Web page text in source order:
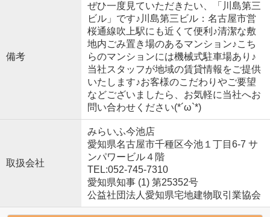
備考
ぜひ一度見ていただきたい、「川島第三
ビル」です♪川島第三ビル：名古屋市営
桜通線吹上駅にも近くて便利♪清潔な敷
地内ごみ置き場のあるマンション♪こち
らのマンションには機械式駐車場あり♪
当社スタッフが地域の賃貸情報をご提供
いたします♪お客様のこだわりやご要望
などございましたら、お気軽に当社へお
問い合わせください(*´ω`*)
取扱会社
みらいふ今池店
愛知県名古屋市千種区今池１丁目6-7 サ
ンパワービル４階
TEL:052-745-7310
愛知県知事 (1) 第25352号
公益社団法人愛知県宅地建物取引業協会